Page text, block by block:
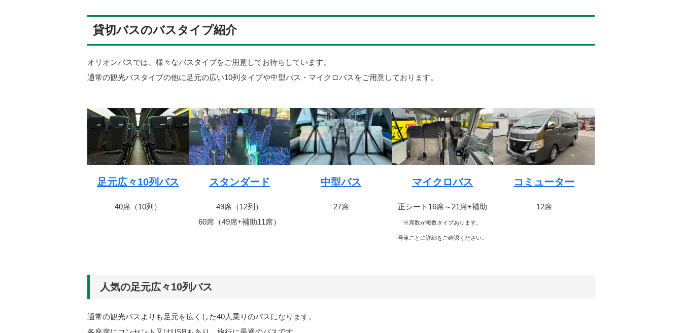
貸切バスのバスタイプ紹介
オリオンバスでは、様々なバスタイプをご用意してお待ちしています。
通常の観光バスタイプの他に足元の広い10列タイプや中型バス・マイクロバスをご用意しております。
足元広々10列バス
40席（10列）
スタンダード
49席（12列）
60席（49席+補助11席）
中型バス
27席
マイクロバス
正シート16席～21席+補助
※席数が複数タイプあります。
号車ごとに詳細をご確認ください。
コミューター
12席
人気の足元広々10列バス
通常の観光バスよりも足元を広くした40人乗りのバスになります。